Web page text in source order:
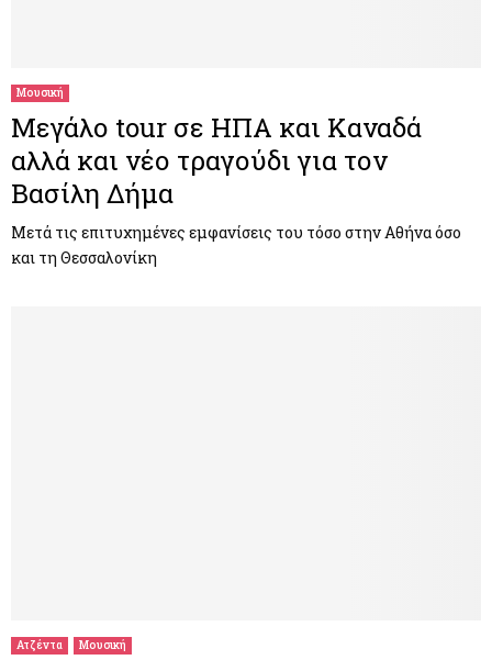
Μουσική
Μεγάλο tour σε ΗΠΑ και Καναδά
αλλά και νέο τραγούδι για τον
Βασίλη Δήμα
Μετά τις επιτυχημένες εμφανίσεις του τόσο στην Αθήνα όσο
και τη Θεσσαλονίκη
Ατζέντα Μουσική